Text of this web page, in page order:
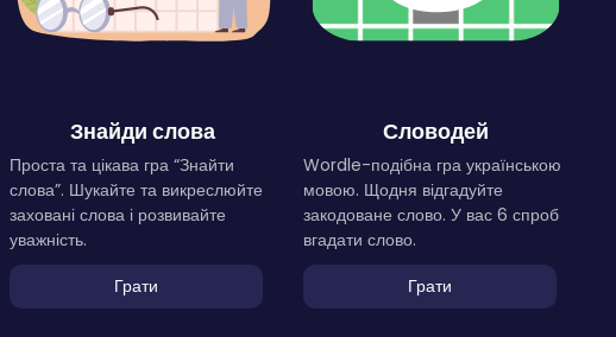
Знайди слова
Проста та цікава гра “Знайти
слова”. Шукайте та викреслюйте
заховані слова і розвивайте
уважність.
Грати
Словодей
Wordle-подібна гра українською
мовою. Щодня відгадуйте
закодоване слово. У вас 6 спроб
вгадати слово.
Грати